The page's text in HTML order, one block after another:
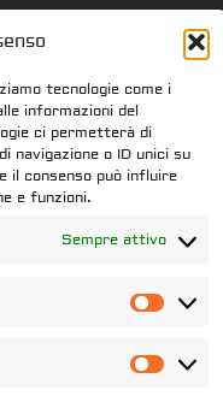
tecnologie come i
informazioni del
ci permetterà di
navigazione o ID unici su
il consenso può influire
e funzioni.
Sempre attivo
fan
of the